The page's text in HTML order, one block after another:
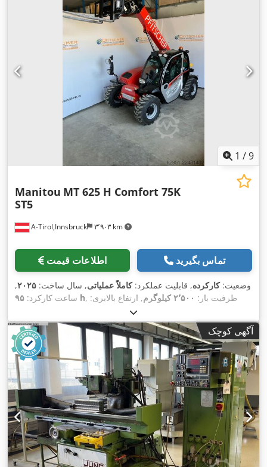
, عرض ساخت:۱٬۸۰۰ میلی‌متر ,
1 /9
A-Tirol,Innsbruck ۳٬۹۰۳ km
Manitou MT 625 H Comfort 75K
ST5
اطلاعات قیمت تماس بگیرید
وضعیت:کارکرده, قابلیت عملکرد:کاملاً عملیاتی, سال ساخت: ۲۰۲۵,
ساعت کارکرد: ۹۵ h , ظرفیت بار: ۲٬۵۰۰ کیلوگرم
, ارتفاع بالابری:
دیزل, نوع دکل:
۱٬۹۶۰ میلی‌متر
, طول شاخک‌ها:۱٬۲۰۰ میلی‌متر
, نوع سیستم انتقال
قدرت:Diesel آگهی کوچک